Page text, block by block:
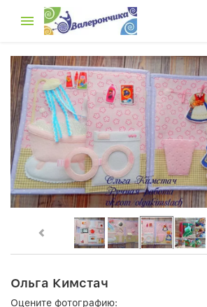
Ольга Кимстач
Оцените фотографию: